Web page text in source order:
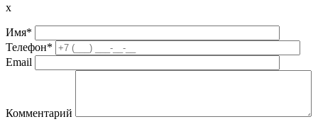
x
Имя*
Телефон*
Email
Комментарий